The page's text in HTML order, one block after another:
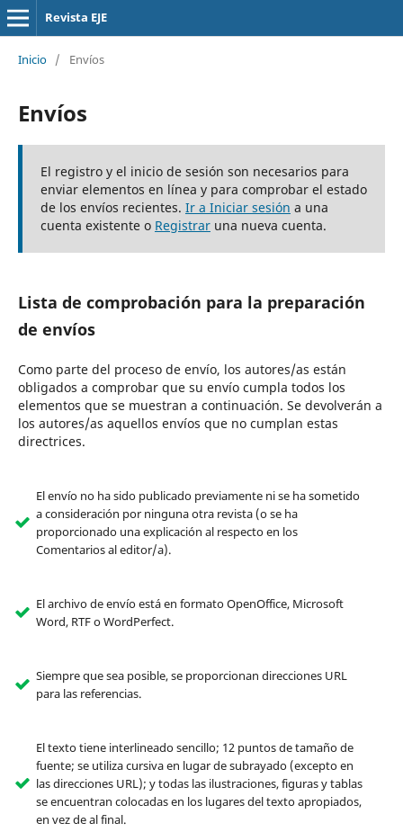
Revista EJE
Inicio / Envíos
Envíos
El registro y el inicio de sesión son necesarios para
enviar elementos en línea y para comprobar el estado
de los envíos recientes. Ir a Iniciar sesión a una
cuenta existente o Registraruna nueva cuenta.
Lista de comprobación para la preparación
de envíos
Como parte del proceso de envío, los autores/as están
obligados a comprobar que su envío cumpla todos los
elementos que se muestran a continuación. Se devolverán a
los autores/as aquellos envíos que no cumplan estas
directrices.
El envío no ha sido publicado previamente ni se ha sometido
a consideración por ninguna otra revista (o se ha
proporcionado una explicación al respecto en los
Comentarios al editor/a).
El archivo de envío está en formato OpenOffice, Microsoft
Word, RTF o WordPerfect.
Siempre que sea posible, se proporcionan direcciones URL
para las referencias.
El texto tiene interlineado sencillo; 12 puntos de tamaño de
fuente; se utiliza cursiva en lugar de subrayado (excepto en
las direcciones URL); y todas las ilustraciones, figuras y tablas
se encuentran colocadas en los lugares del texto apropiados,
en vez de al final.